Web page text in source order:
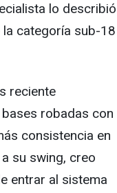
lo describió
categoría sub-18
reciente
robadas con
consistencia en
su swing, creo
entrar al sistema